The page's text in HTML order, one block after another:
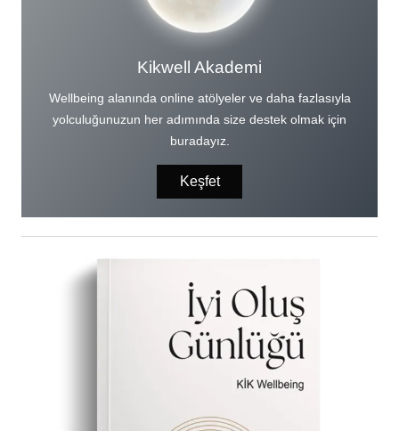
Kikwell Akademi
Wellbeing alanında online atölyeler ve daha fazlasıyla
yolculuğunuzun her adımında size destek olmak için
buradayız.
Keşfet